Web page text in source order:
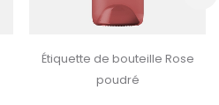
Étiquette de bouteille Rose
poudré